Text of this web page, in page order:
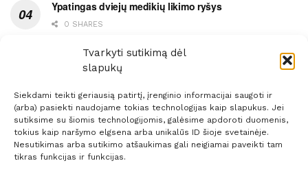
Tvarkyti sutikimą dėl
slapukų
Siekdami teikti geriausią patirtį, įrenginio informacijai saugoti ir
(arba) pasiekti naudojame tokias technologijas kaip slapukus. Jei
sutiksime su šiomis technologijomis, galėsime apdoroti duomenis,
tokius kaip naršymo elgsena arba unikalūs ID šioje svetainėje.
Nesutikimas arba sutikimo atšaukimas gali neigiamai paveikti tam
tikras funkcijas ir funkcijas.
Ypatingas dviejų medikių likimo ryšys
0 SHARES
Ašaromis baigęsis užėjimas į piceriją
0 SHARES
Prenumerata Reklama